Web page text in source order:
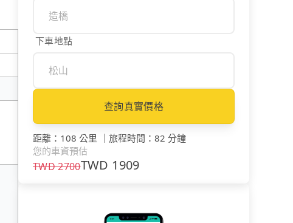
下車地點
查詢真實價格
距離 ： 108 公里 ｜ 旅程時間 ： 82 分鐘
您的車資預估
TWD2700TWD 1909